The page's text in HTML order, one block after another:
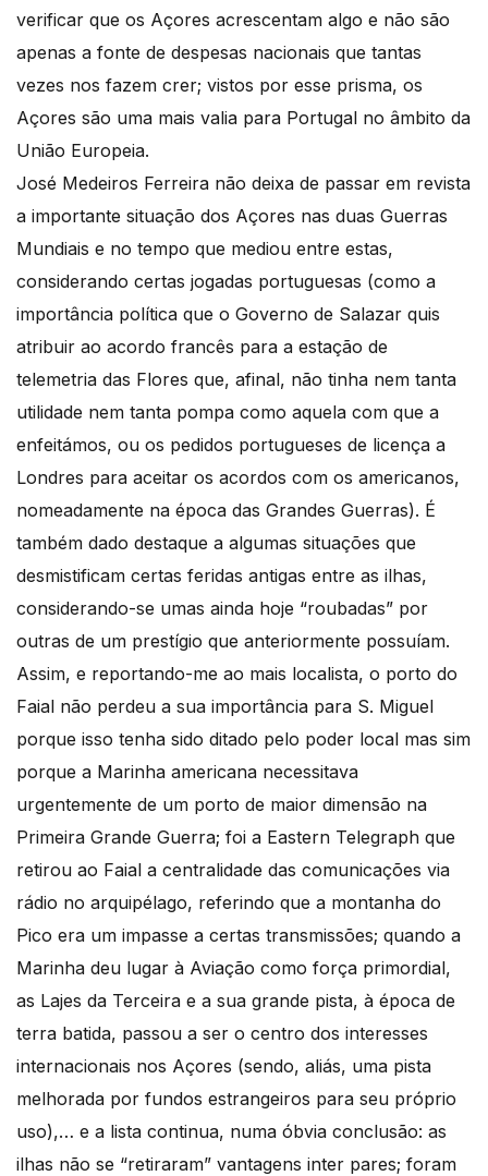
verificar que os Açores acrescentam algo e não são
apenas a fonte de despesas nacionais que tantas
vezes nos fazem crer; vistos por esse prisma, os
Açores são uma mais valia para Portugal no âmbito da
União Europeia.
José Medeiros Ferreira não deixa de passar em revista
a importante situação dos Açores nas duas Guerras
Mundiais e no tempo que mediou entre estas,
considerando certas jogadas portuguesas (como a
importância política que o Governo de Salazar quis
atribuir ao acordo francês para a estação de
telemetria das Flores que, afinal, não tinha nem tanta
utilidade nem tanta pompa como aquela com que a
enfeitámos, ou os pedidos portugueses de licença a
Londres para aceitar os acordos com os americanos,
nomeadamente na época das Grandes Guerras). É
também dado destaque a algumas situações que
desmistificam certas feridas antigas entre as ilhas,
considerando-se umas ainda hoje “roubadas” por
outras de um prestígio que anteriormente possuíam.
Assim, e reportando-me ao mais localista, o porto do
Faial não perdeu a sua importância para S. Miguel
porque isso tenha sido ditado pelo poder local mas sim
porque a Marinha americana necessitava
urgentemente de um porto de maior dimensão na
Primeira Grande Guerra; foi a Eastern Telegraph que
retirou ao Faial a centralidade das comunicações via
rádio no arquipélago, referindo que a montanha do
Pico era um impasse a certas transmissões; quando a
Marinha deu lugar à Aviação como força primordial,
as Lajes da Terceira e a sua grande pista, à época de
terra batida, passou a ser o centro dos interesses
internacionais nos Açores (sendo, aliás, uma pista
melhorada por fundos estrangeiros para seu próprio
uso),… e a lista continua, numa óbvia conclusão: as
ilhas não se “retiraram” vantagens inter pares; foram